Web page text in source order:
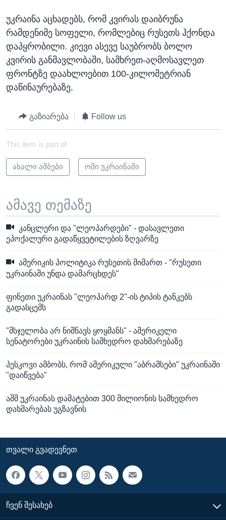
უკრაინა აცხადებს, რომ კვირას დაიბრუნა
რამდენიმე სოფელი, რომლებიც რუსეთს ჰქონდა
დაპყრობილი. კიევი ასევე საუბრობს ბოლო
კვირის განმავლობაში, სამხრეთ-აღმოსავლეთ
ფრონტზე დაახლოებით 100-კილომეტრიან
დაწინაურებაზე.
გაზიარება Follow us
This item is part of
ახალი ამბები ომი უკრაინაში
ამავე თემაზე
კანცლერი და "ლეოპარდები" - დასავლეთი
ეპოქალური გადაწყვეტილების ზღვარზე
ამერიკის პოლიტიკა რუსეთის მიმართ - "რუსეთი
უკრაინაში უნდა დამარცხდეს"
ფინეთი უკრაინას "ლეოპარდ 2"-ის ტიპის ტანკებს
გადასცემს
"მსჯელობა არ ნიშნავს ყოყმანს" - ამერიკელი
სენატორები უკრაინის სამხედრო დახმარებაზე
პესკოვი ამბობს, რომ ამერიკული "აბრამსები" უკრაინაში
"დაიწვება"
აშშ უკრაინას დამატებით 300 მილიონის სამხედრო
დახმარებას უგზავნის
ᲗᲕᲐᲚᲘ ᲒᲕᲐᲓᲔᲕᲜᲔᲗ
ᲩᲕᲔᲜ ᲨᲔᲡᲐᲮᲔᲑ